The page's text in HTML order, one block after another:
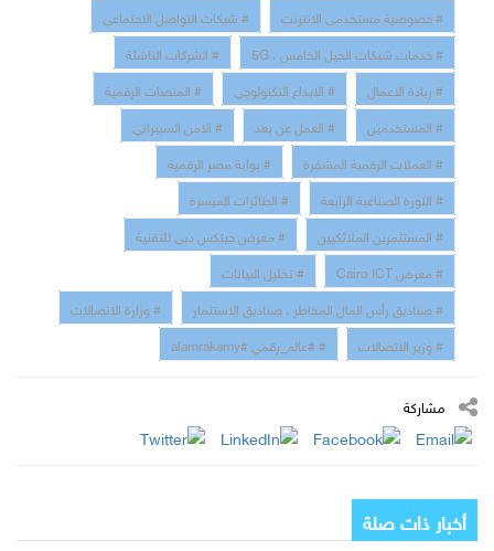
# خصوصية مستخدمى الانترنت
# شبكات التواصل الاجتماعي
# خدمات شبكات الجيل الخامس ، 5G
# الشركات الناشئة
# ريادة الاعمال
# الابداع التكنولوجي
# المنصات الرقمية
# المستخدمين
# العمل عن بعد
# الامن السبيراني
# العملات الرقمية المشفرة
# بوابة مصر الرقمية
# الثورة الصناعية الرابعة
# الطائرات الميسرة
# المستثمرين الملائكيين
# معرض جيتكس دبي للتقنية
# معرض Cairo ICT
# تحليل البيانات
# صناديق رأس المال المخاطر ، صناديق الاستثمار
# وزارة الاتصالات
# وزير الاتصالات
# #عالم_رقمي #alamrakamy
مشاركة
أخبار ذات صلة